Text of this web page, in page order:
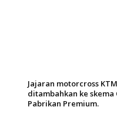
Jajaran motorcross
ditambahkan ke skema
Pabrikan Premium.